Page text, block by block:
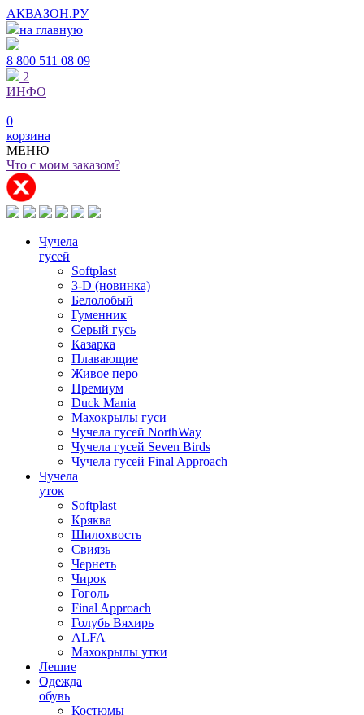
АКВАЗОН.РУ
на главную
8 800 511 08 09
2
ИНФО
0
корзина
МЕНЮ
Что с моим заказом?
Чучела
гусей
Softplast
3-D (новинка)
Белолобый
Гуменник
Серый гусь
Казарка
Плавающие
Живое перо
Премиум
Duck Mania
Махокрылы гуси
Чучела гусей NorthWay
Чучела гусей Seven Birds
Чучела гусей Final Approach
Чучела
уток
Softplast
Кряква
Шилохвость
Свиязь
Чернеть
Чирок
Гоголь
Final Approach
Голубь Вяхирь
ALFA
Махокрылы утки
Лешие
Одежда
обувь
Костюмы